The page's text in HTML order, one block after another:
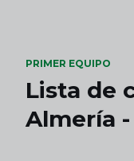
PRIMER EQUIPO
Lista de
Almería -